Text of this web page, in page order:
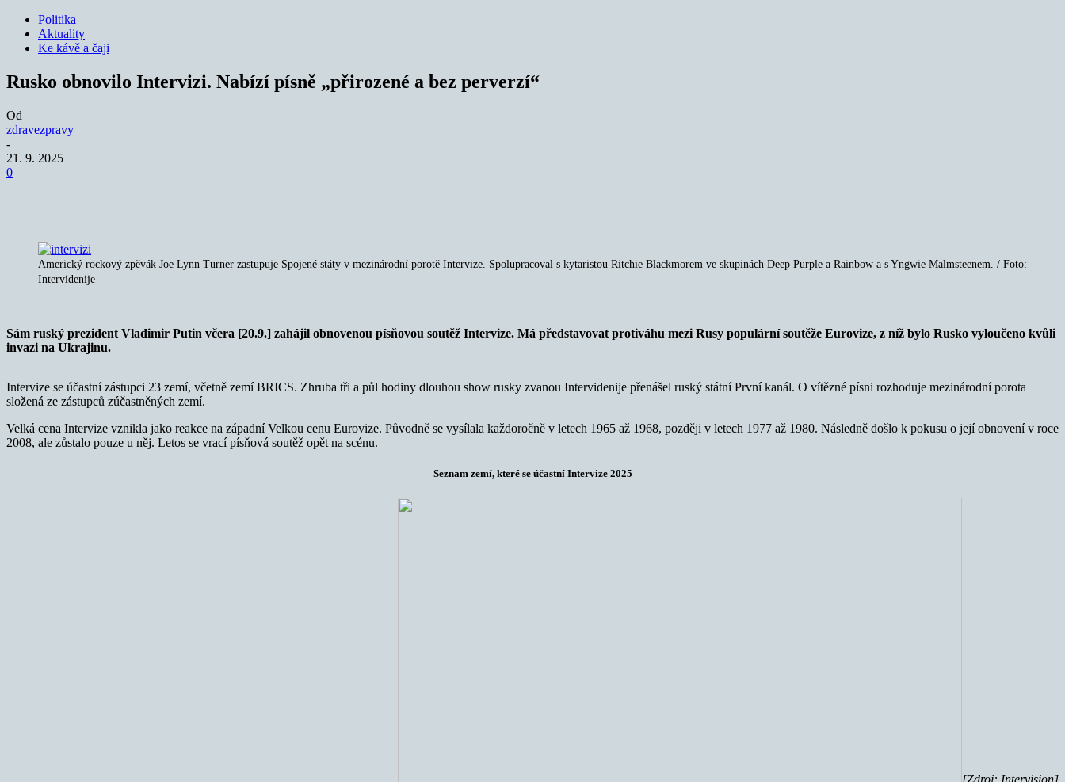
Politika
Aktuality
Ke kávě a čaji
Rusko obnovilo Intervizi. Nabízí písně „přirozené a bez perverzí“
Od
zdravezpravy
-
21. 9. 2025
0
Americký rockový zpěvák Joe Lynn Turner zastupuje Spojené státy v mezinárodní porotě Intervize. Spolupracoval s kytaristou Ritchie Blackmorem ve skupinách Deep Purple a Rainbow a s Yngwie Malmsteenem. / Foto:
Intervidenije
Sám ruský prezident Vladimir Putin včera [20.9.] zahájil obnovenou písňovou soutěž Intervize. Má představovat protiváhu mezi Rusy populární soutěže Eurovize, z níž bylo Rusko vyloučeno kvůli
invazi na Ukrajinu.
Intervize se účastní zástupci 23 zemí, včetně zemí BRICS. Zhruba tři a půl hodiny dlouhou show rusky zvanou Intervidenije přenášel ruský státní První kanál. O vítězné písni rozhoduje mezinárodní porota
složená ze zástupců zúčastněných zemí.
Velká cena Intervize vznikla jako reakce na západní Velkou cenu Eurovize. Původně se vysílala každoročně v letech 1965 až 1968, později v letech 1977 až 1980. Následně došlo k pokusu o její obnovení v roce
2008, ale zůstalo pouze u něj. Letos se vrací písňová soutěž opět na scénu.
Seznam zemí, které se účastní Intervize 2025